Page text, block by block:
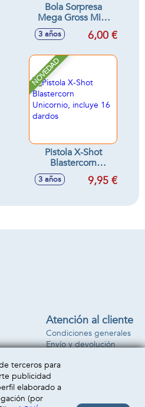
Bola Sorpresa
Mega Gross Mini
serie 2 comida
asquerosa 9'5 x 9'5
3 años 6,00 €
NOVEDAD
Pistola X-Shot
Blastercorn
Unicornio, incluye
16 dardos
3 años 9,95 €
Atención al cliente
Condiciones generales
Envío y devolución
terceros para
publicidad
elaborado a
(por